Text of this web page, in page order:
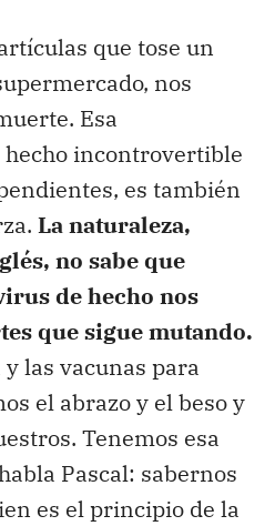
que tose un
nos
Esa
incontrovertible
es también
La naturaleza,
no sabe que
de hecho nos
que sigue mutando.
las vacunas para
el abrazo y el beso y
Tenemos esa
Pascal: sabernos
es el principio de la